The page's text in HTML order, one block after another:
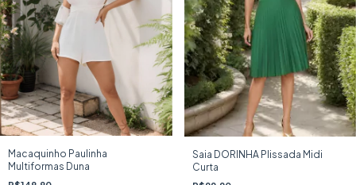
Macaquinho Paulinha
Multiformas Duna
Saia DORINHA Plissada Midi
Curta